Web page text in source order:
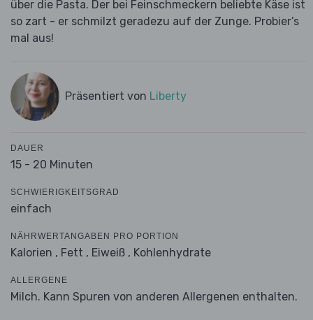
über die Pasta. Der bei Feinschmeckern beliebte Käse ist
so zart - er schmilzt geradezu auf der Zunge. Probier’s
mal aus!
Präsentiert von Liberty
DAUER
15 - 20 Minuten
SCHWIERIGKEITSGRAD
einfach
NÄHRWERTANGABEN PRO PORTION
Kalorien , Fett , Eiweiß , Kohlenhydrate
ALLERGENE
Milch. Kann Spuren von anderen Allergenen enthalten.